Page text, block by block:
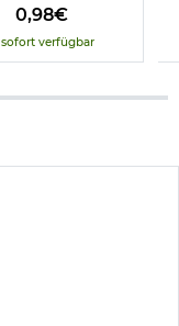
0,98€
sofort verfügbar